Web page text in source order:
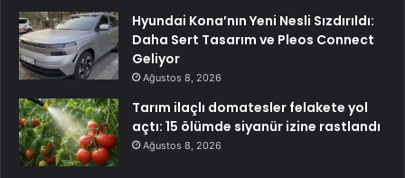
Hyundai Kona’nın Yeni Nesli Sızdırıldı:
Daha Sert Tasarım ve Pleos Connect
Geliyor
Ağustos 8, 2026
Tarım ilaçlı domatesler felakete yol
açtı: 15 ölümde siyanür izine rastlandı
Ağustos 8, 2026